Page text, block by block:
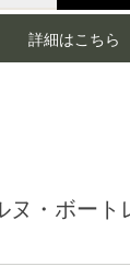
詳細はこちら
・ボー